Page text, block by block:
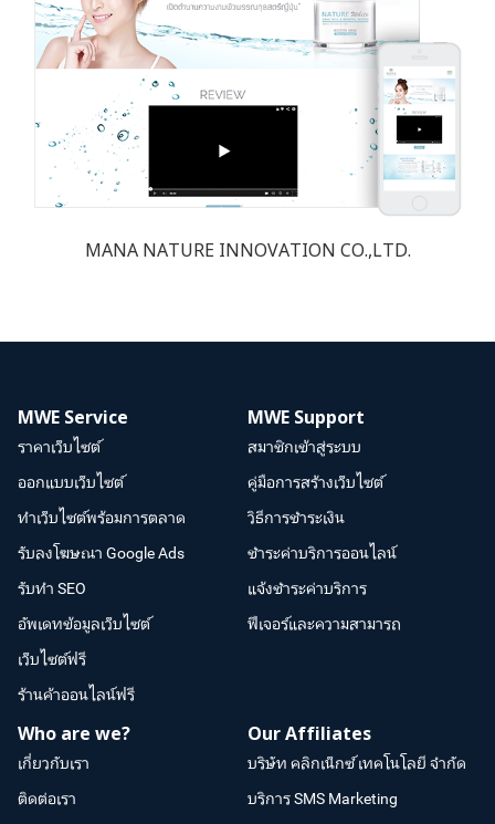
MANA NATURE INNOVATION CO.,LTD.
MWE Service
ราคาเว็บไซต์
ออกแบบเว็บไซต์
ทำเว็บไซต์พร้อมการตลาด
รับลงโฆษณา Google Ads
รับทำ SEO
อัพเดทข้อมูลเว็บไซต์
เว็บไซต์ฟรี
ร้านค้าออนไลน์ฟรี
MWE Support
สมาชิกเข้าสู่ระบบ
คู่มือการสร้างเว็บไซต์
วิธีการชำระเงิน
ชำระค่าบริการออนไลน์
แจ้งชำระค่าบริการ
ฟีเจอร์และความสามารถ
Who are we?
เกี่ยวกับเรา
ติดต่อเรา
Our Affiliates
บริษัท คลิกเน็กซ์ เทคโนโลยี จำกัด
บริการ SMS Marketing